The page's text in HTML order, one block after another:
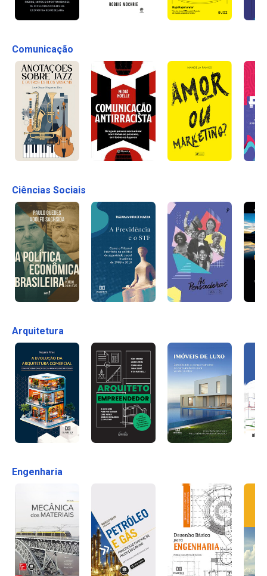
Comunicação
Ciências Sociais
Arquitetura
Engenharia